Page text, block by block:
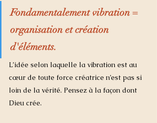
Fondamentalement vibration =
organisation et création
d'éléments.
L’idée selon laquelle la vibration est au
cœur de toute force créatrice n’est pas si
loin de la vérité. Pensez à la façon dont
Dieu crée.